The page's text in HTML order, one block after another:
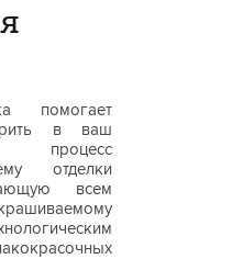
помогает
в ваш
процесс
отделки
всем